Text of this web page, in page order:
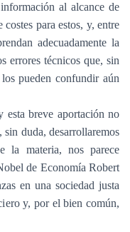
al alcance de
para estos, y, entre
adecuadamente la
errores técnicos que, sin
pueden confundir aún
esta breve aportación no
duda, desarrollaremos
la materia, nos parece
de Economía Robert
en una sociedad justa
y, por el bien común,